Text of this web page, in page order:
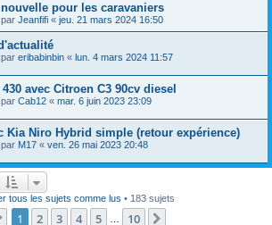
pour les caravaniers
Jeanfifi « jeu. 21 mars 2024 16:50
eribabinbin « lun. 4 mars 2024 11:57
avec Citroen C3 90cv diesel
Cab12 « mar. 6 juin 2023 23:09
Kia Niro Hybrid simple (retour expérience)
M17 « ven. 26 mai 2023 20:48
tous les sujets comme lus • 183 sujets
Page 1sur10
1 2 3 4 5 … 10